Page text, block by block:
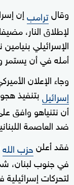
وقالترامبإن
لإطلاق النار،
الإسرائيلي
أمله في أن يستمر
وجاء الإعلان
إسرائيلبتنفيذ
أن نتنياهو وافق
ضد العاصمة
فقد أعلنحزب الله
في جنوب لبنان،
لتحركات